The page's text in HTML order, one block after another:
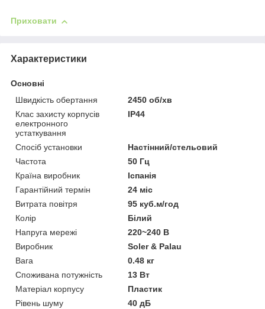
Приховати
Характеристики
Основні
Швидкість обертання
2450 об/хв
Клас захисту корпусів
електронного
устаткування
IP44
Спосіб установки
Настінний/стельовий
Частота
50 Гц
Країна виробник
Іспанія
Гарантійний термін
24 міс
Витрата повітря
95 куб.м/год
Колір
Білий
Напруга мережі
220~240 В
Виробник
Soler & Palau
Вага
0.48 кг
Споживана потужність
13 Вт
Матеріал корпусу
Пластик
Рівень шуму
40 дБ